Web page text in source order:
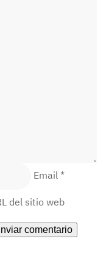
Email *
del sitio web